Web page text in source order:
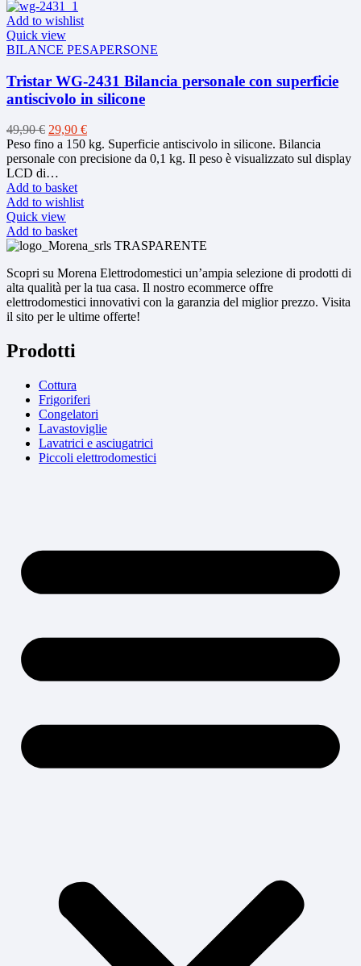
Add to wishlist
Quick view
BILANCE PESAPERSONE
Tristar WG-2431 Bilancia personale con superficie
antiscivolo in silicone
49,90€ Original
price
was:
29,90 €Current
price
is:
Peso fino a 150 kg. Superficie antiscivolo in silicone. Bilancia
personale con precisione da 0,1 kg. Il peso è visualizzato sul display
LCD di…
Add to basket
Add to wishlist
Quick view
Add to basket
Scopri su Morena Elettrodomestici un’ampia selezione di prodotti di
alta qualità per la tua casa. Il nostro ecommerce offre
elettrodomestici innovativi con la garanzia del miglior prezzo. Visita
il sito per le ultime offerte!
Prodotti
Cottura
Frigoriferi
Congelatori
Lavastoviglie
Lavatrici e asciugatrici
Piccoli elettrodomestici